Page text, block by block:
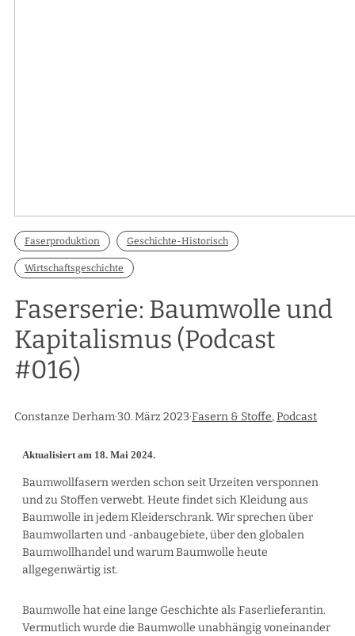
Faserproduktion Geschichte-Historisch
Wirtschaftsgeschichte
Faserserie: Baumwolle und
Kapitalismus (Podcast
#016)
Constanze Derham·30. März 2023·Fasern & Stoffe, Podcast
Aktualisiert am 18. Mai 2024.
Baumwollfasern werden schon seit Urzeiten versponnen
und zu Stoffen verwebt. Heute findet sich Kleidung aus
Baumwolle in jedem Kleiderschrank. Wir sprechen über
Baumwollarten und -anbaugebiete, über den globalen
Baumwollhandel und warum Baumwolle heute
allgegenwärtig ist.
Baumwolle hat eine lange Geschichte als Faserlieferantin.
Vermutlich wurde die Baumwolle unabhängig voneinander